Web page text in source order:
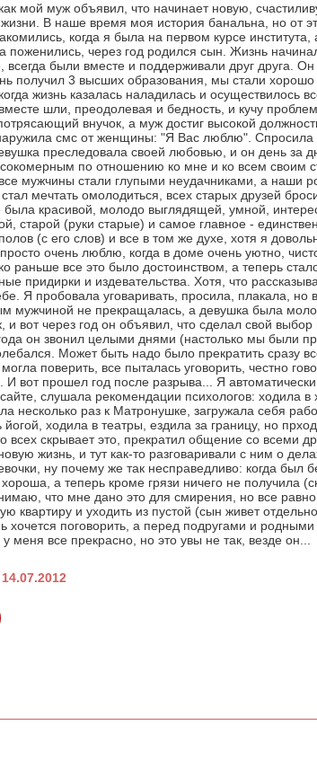
мой муж объявил, что начинает новую,
В наше время моя история банальна, но от
когда я была на первом курсе
поженились, через год родился сын. Жизнь
всегда были вместе и поддерживали друг друга.
получил 3 высших образования, мы стали
жизнь казалась наладилась и осуществилось
шли, преодолевая и бедность, и кучу
внучок, а муж достиг высокой
смс от женщины: "Я Вас люблю". Спросила
преследовала своей любовью, и он день за
по отношению ко мне и ко всем своим
мужчины стали глупыми неудачниками, а наши
мечтать омолодиться, всех старых друзей
красивой, молодо выглядящей, умной,
старой (руки старые) и самое главное -
(с его слов) и все в том же духе, хотя я
очень люблю, когда в доме очень уютно,
раньше все это было достоинством, а теперь
придирки и издевательства. Хотя, что
Я пробовала уговаривать, просила, плакала, но
мужчиной не прекращалась, а девушка была
и вот через год он объявил, что сделал свой выбор
он звонил целыми днями (настолько мы были
Может быть надо было прекратить сразу
поверить, все пыталась уговорить, честно
И вот прошел год после разрыва... Я
слушала рекомендации психологов: ходила в
несколько раз к Матронушке, загружала себя
йогой, ходила в театры, ездила за границу, но
всех скрывает это, прекратил общение со всеми
жизнь, и тут как-то разговаривали с ним о
ну почему же так несправедливо: когда был
а теперь кроме грязи ничего не получила
что мне дано это для смирения, но все
квартиру и уходить из пустой (сын живет
хочется поговорить, а перед подругами и
меня все прекрасно, но это увы не так, везде он...